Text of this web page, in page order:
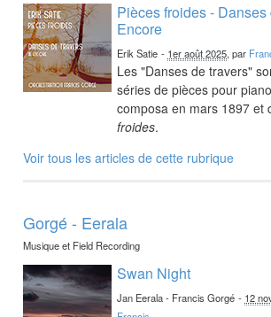
Pièces froides - Danses
Encore
Erik Satie - 1er août 2025, par
Les "Danses de travers"
séries de pièces pour
composa en mars 1897 et
froides.
Voir tous les articles de cette rubrique
Gorgé - Eerala
Musique et Field Recording
Swan Night
Jan Eerala - Francis Gorgé - 12